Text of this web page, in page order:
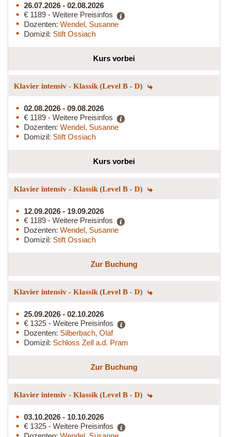
26.07.2026 - 02.08.2026
€ 1189 - Weitere Preisinfos
Dozenten: Wendel, Susanne
Domizil: Stift Ossiach
Kurs vorbei
Klavier intensiv - Klassik (Level B - D)
02.08.2026 - 09.08.2026
€ 1189 - Weitere Preisinfos
Dozenten: Wendel, Susanne
Domizil: Stift Ossiach
Kurs vorbei
Klavier intensiv - Klassik (Level B - D)
12.09.2026 - 19.09.2026
€ 1189 - Weitere Preisinfos
Dozenten: Wendel, Susanne
Domizil: Stift Ossiach
Zur Buchung
Klavier intensiv - Klassik (Level B - D)
25.09.2026 - 02.10.2026
€ 1325 - Weitere Preisinfos
Dozenten: Silberbach, Olaf
Domizil: Schloss Zell a.d. Pram
Zur Buchung
Klavier intensiv - Klassik (Level B - D)
03.10.2026 - 10.10.2026
€ 1325 - Weitere Preisinfos